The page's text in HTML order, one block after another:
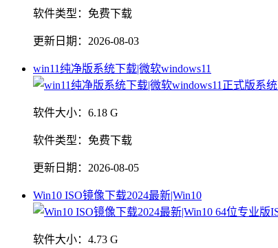
软件类型： 免费下载
更新日期： 2026-08-03
win11纯净版系统下载|微软windows11
软件大小： 6.18 G
软件类型： 免费下载
更新日期： 2026-08-05
Win10 ISO镜像下载2024最新|Win10
软件大小： 4.73 G